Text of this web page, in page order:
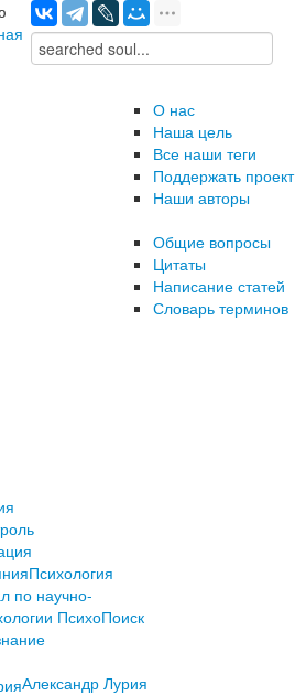
О нас
Наша цель
Все наши теги
Поддержать проект
Наши авторы
Общие вопросы
Цитаты
Написание статей
Словарь терминов
Психология
по научно-
ПсихоПоиск
Александр Лурия